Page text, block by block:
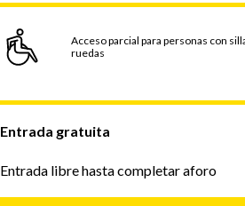
Acceso parcial para personas con
ruedas
Entrada gratuita
Entrada libre hasta completar aforo